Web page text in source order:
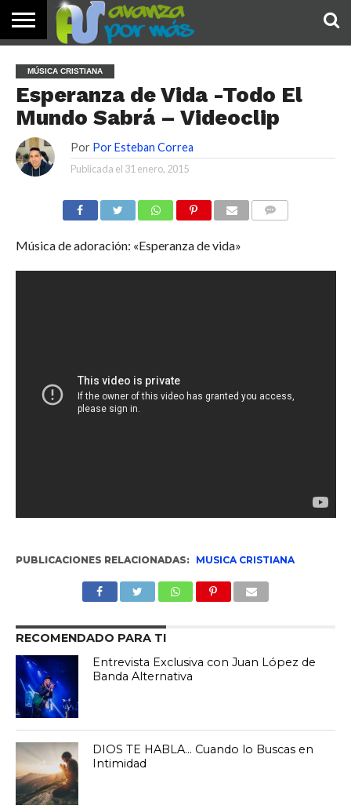
PALABRA
DE HOY
DEVOCIONALES
NOTICIAS
TESTIMONIOS
ORACIONES
SOBRE
NOSOTROS
IMÁGENES
MÚSICA CRISTIANA
Esperanza de Vida -Todo El
Mundo Sabrá – Videoclip
Por Por Esteban Correa
Publicada el 31 enero, 2015
Música de adoración: «Esperanza de vida»
PUBLICACIONES RELACIONADAS: MUSICA CRISTIANA
RECOMENDADO PARA TI
Entrevista Exclusiva con Juan López de
Banda Alternativa
DIOS TE HABLA… Cuando lo Buscas en
Intimidad